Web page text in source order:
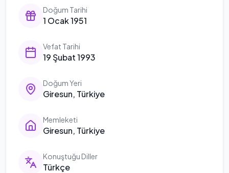
Doğum Tarihi
1 Ocak 1951
Vefat Tarihi
19 Şubat 1993
Doğum Yeri
Giresun, Türkiye
Memleketi
Giresun, Türkiye
Konuştuğu Diller
Türkçe